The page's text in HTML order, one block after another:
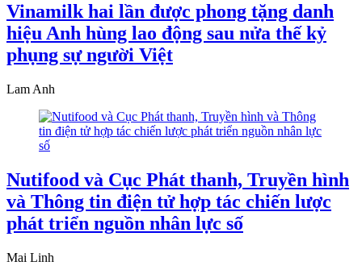
Vinamilk hai lần được phong tặng danh
hiệu Anh hùng lao động sau nửa thế kỷ
phụng sự người Việt
Lam Anh
Nutifood và Cục Phát thanh, Truyền hình
và Thông tin điện tử hợp tác chiến lược
phát triển nguồn nhân lực số
Mai Linh